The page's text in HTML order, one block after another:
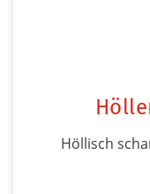
Höllisch